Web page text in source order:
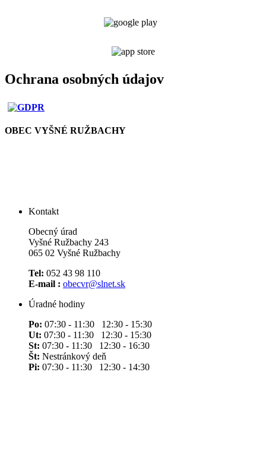
Ochrana osobných údajov
OBEC VYŠNÉ RUŽBACHY
Kontakt
Obecný úrad
Vyšné Ružbachy 243
065 02 Vyšné Ružbachy
Tel: 052 43 98 110
E-mail : obecvr@slnet.sk
Úradné hodiny
Po: 07:30 - 11:30 12:30 - 15:30
Ut: 07:30 - 11:30 12:30 - 15:30
St: 07:30 - 11:30 12:30 - 16:30
Št: Nestránkový deň
Pi: 07:30 - 11:30 12:30 - 14:30